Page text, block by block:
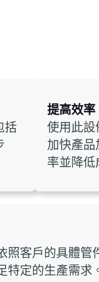
括
提高效率
使用此設
加快產
率並降低
照客戶的具體管
特定的生產需求